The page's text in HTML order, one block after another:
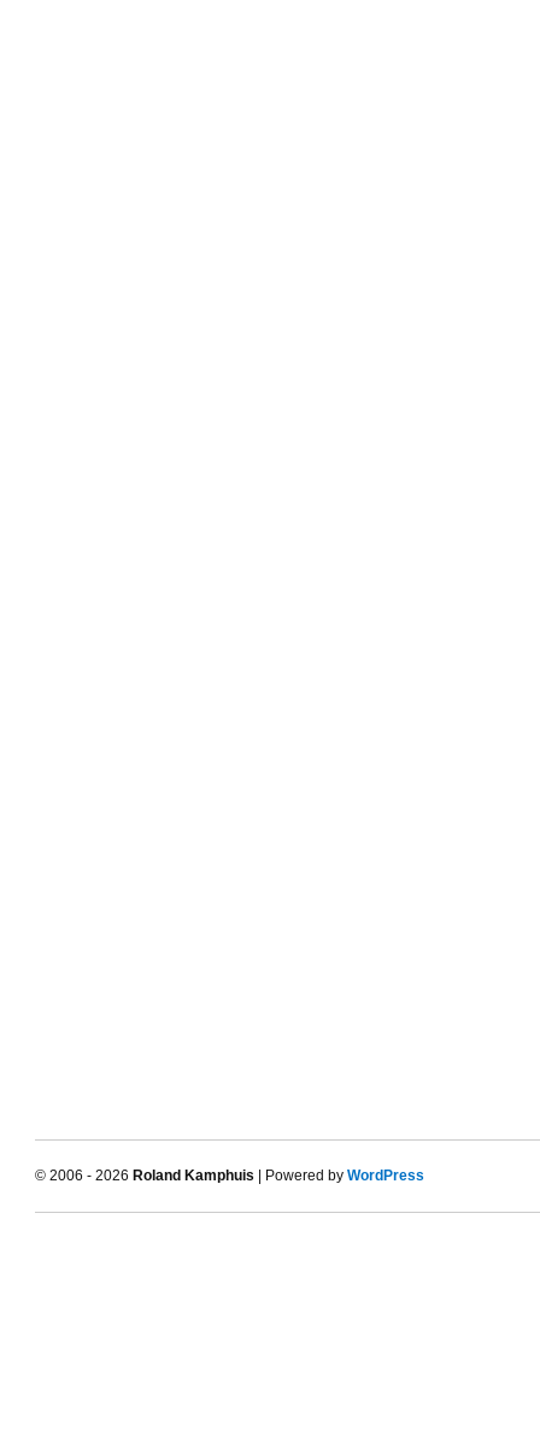
© 2006 - 2026 Roland Kamphuis | Powered by WordPress